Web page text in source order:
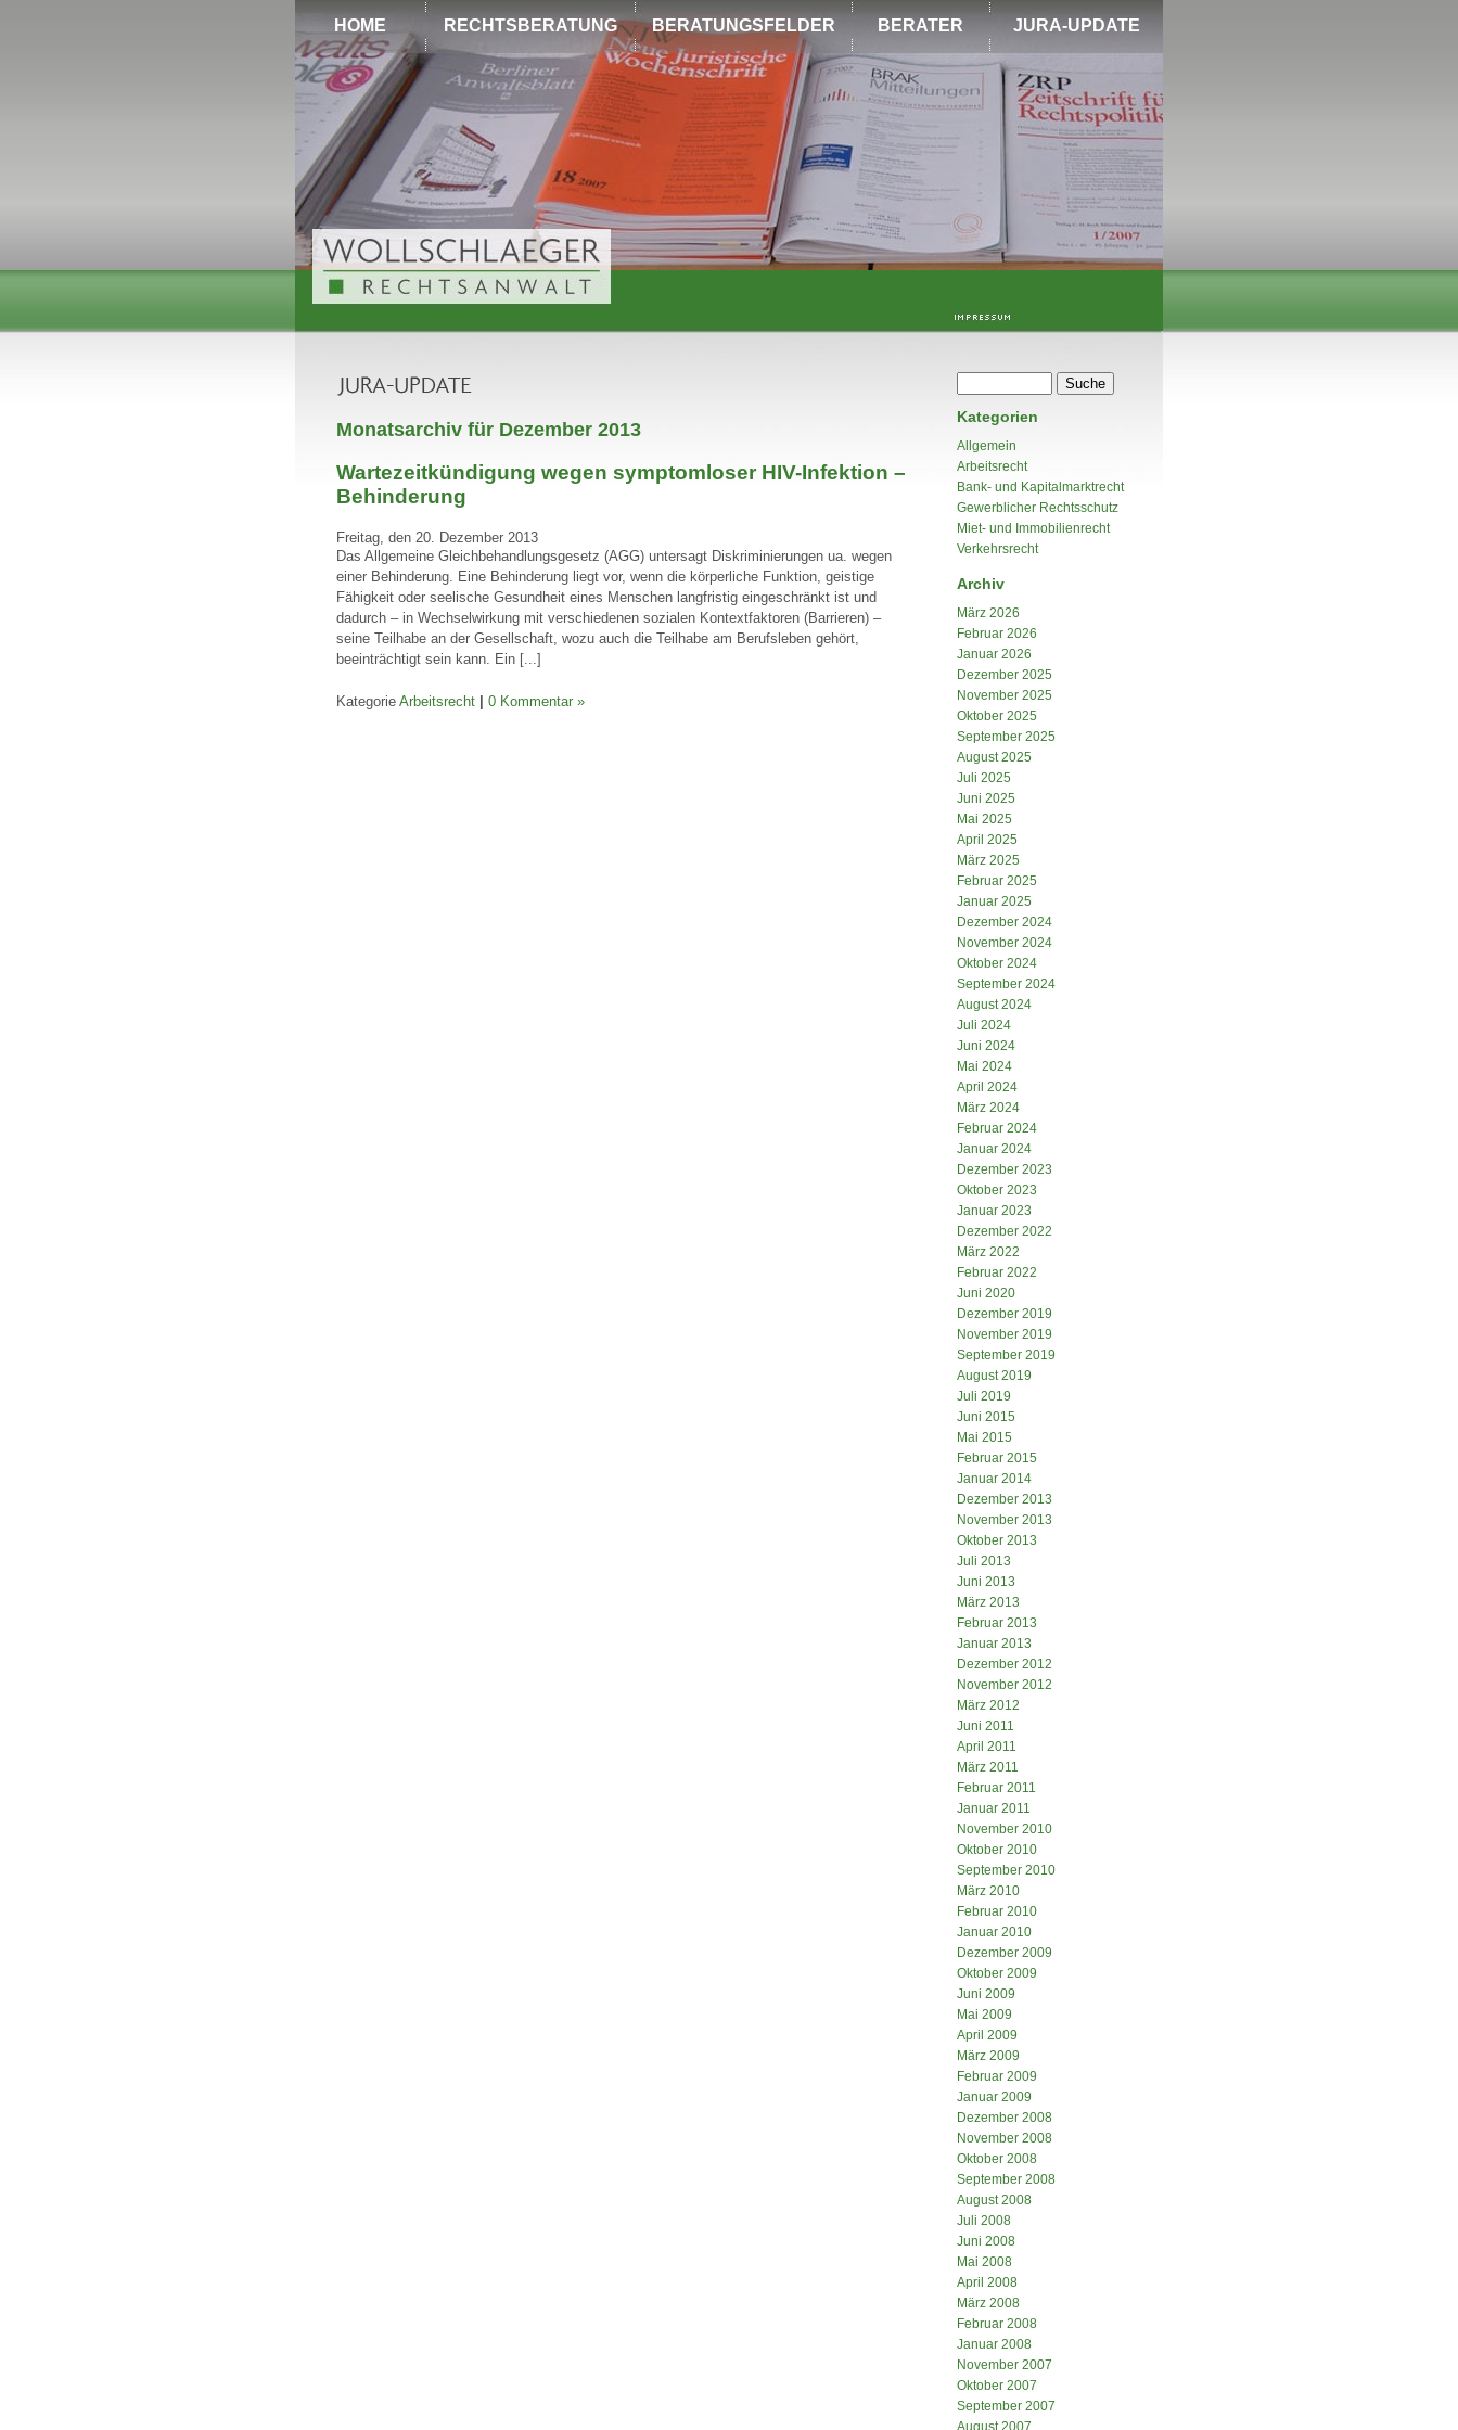
HOME RECHTSBERATUNG BERATUNGSFELDER BERATER JURA-UPDATE
Monatsarchiv für Dezember 2013
Wartezeitkündigung wegen symptomloser HIV-Infektion –
Behinderung
Freitag, den 20. Dezember 2013
Das Allgemeine Gleichbehandlungsgesetz (AGG) untersagt Diskriminierungen ua. wegen
einer Behinderung. Eine Behinderung liegt vor, wenn die körperliche Funktion, geistige
Fähigkeit oder seelische Gesundheit eines Menschen langfristig eingeschränkt ist und
dadurch – in Wechselwirkung mit verschiedenen sozialen Kontextfaktoren (Barrieren) –
seine Teilhabe an der Gesellschaft, wozu auch die Teilhabe am Berufsleben gehört,
beeinträchtigt sein kann. Ein [...]
Kategorie Arbeitsrecht 0 Kommentar »
Kategorien
Allgemein
Arbeitsrecht
Bank- und Kapitalmarktrecht
Gewerblicher Rechtsschutz
Miet- und Immobilienrecht
Verkehrsrecht
Archiv
März 2026
Februar 2026
Januar 2026
Dezember 2025
November 2025
Oktober 2025
September 2025
August 2025
Juli 2025
Juni 2025
Mai 2025
April 2025
März 2025
Februar 2025
Januar 2025
Dezember 2024
November 2024
Oktober 2024
September 2024
August 2024
Juli 2024
Juni 2024
Mai 2024
April 2024
März 2024
Februar 2024
Januar 2024
Dezember 2023
Oktober 2023
Januar 2023
Dezember 2022
März 2022
Februar 2022
Juni 2020
Dezember 2019
November 2019
September 2019
August 2019
Juli 2019
Juni 2015
Mai 2015
Februar 2015
Januar 2014
Dezember 2013
November 2013
Oktober 2013
Juli 2013
Juni 2013
März 2013
Februar 2013
Januar 2013
Dezember 2012
November 2012
März 2012
Juni 2011
April 2011
März 2011
Februar 2011
Januar 2011
November 2010
Oktober 2010
September 2010
März 2010
Februar 2010
Januar 2010
Dezember 2009
Oktober 2009
Juni 2009
Mai 2009
April 2009
März 2009
Februar 2009
Januar 2009
Dezember 2008
November 2008
Oktober 2008
September 2008
August 2008
Juli 2008
Juni 2008
Mai 2008
April 2008
März 2008
Februar 2008
Januar 2008
November 2007
Oktober 2007
September 2007
August 2007